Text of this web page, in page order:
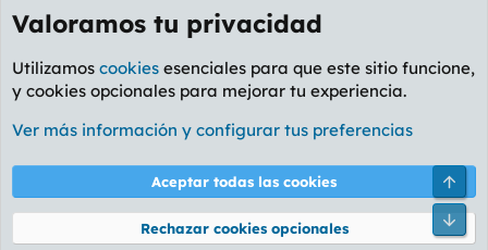
Foro General
Cookies
PL OLDSTYLE AMARILLO
Términos y reglas Política de privacidad Ayuda
®
Valoramos tu privacidad
Utilizamos cookies esenciales para que este sitio funcione,
y cookies opcionales para mejorar tu experiencia.
Ver más información y configurar tus preferencias
Aceptar todas las cookies
Rechazar cookies opcionales
Pie